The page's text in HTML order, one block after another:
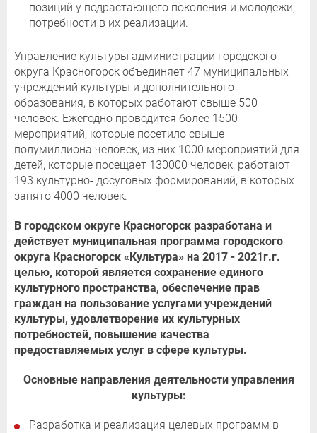
позиций у подрастающего поколения и молодежи,
потребности в их реализации.
Управление культуры администрации городского
округа Красногорск объединяет 47 муниципальных
учреждений культуры и дополнительного
образования, в которых работают свыше 500
человек. Ежегодно проводится более 1500
мероприятий, которые посетило свыше
полумиллиона человек, из них 1000 мероприятий для
детей, которые посещает 130000 человек, работают
193 культурно- досуговых формирований, в которых
занято 4000 человек.
В городском округе Красногорск разработана и
действует муниципальная программа городского
округа Красногорск «Культура» на 2017 - 2021г.г.
целью, которой является сохранение единого
культурного пространства, обеспечение прав
граждан на пользование услугами учреждений
культуры, удовлетворение их культурных
потребностей, повышение качества
предоставляемых услуг в сфере культуры.
Основные направления деятельности управления
культуры:
Разработка и реализация целевых программ в